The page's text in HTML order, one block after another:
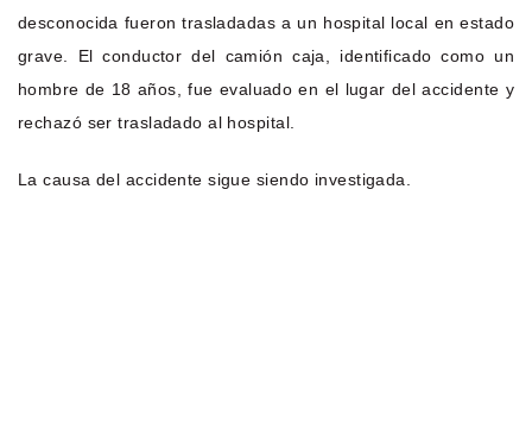
desconocida fueron trasladadas a un hospital local en estado
grave. El conductor del camión caja, identificado como un
hombre de 18 años, fue evaluado en el lugar del accidente y
rechazó ser trasladado al hospital.
La causa del accidente sigue siendo investigada.